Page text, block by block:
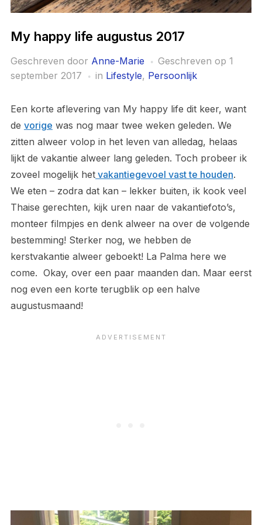
My happy life augustus 2017
Geschreven door Anne-Marie Geschreven op 1
september 2017
in Lifestyle, Persoonlijk
Een korte aflevering van My happy life dit keer, want
de vorige was nog maar twee weken geleden. We
zitten alweer volop in het leven van alledag, helaas
lijkt de vakantie alweer lang geleden. Toch probeer ik
zoveel mogelijk hetvakantiegevoel vast te houden.
We eten – zodra dat kan – lekker buiten, ik kook veel
Thaise gerechten, kijk uren naar de vakantiefoto’s,
monteer filmpjes en denk alweer na over de volgende
bestemming! Sterker nog, we hebben de
kerstvakantie alweer geboekt! La Palma here we
come. Okay, over een paar maanden dan. Maar eerst
nog even een korte terugblik op een halve
augustusmaand!